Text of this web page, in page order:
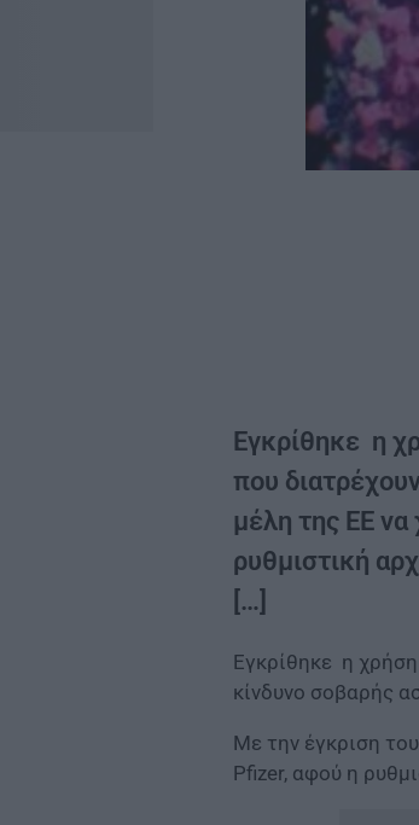
Εγκρίθηκε η
που
μέλη της ΕΕ
ρυθμιστική
[…]
Εγκρίθηκε η
κίνδυνο σοβαρής
Με την έγκριση
Pfizer, αφού η